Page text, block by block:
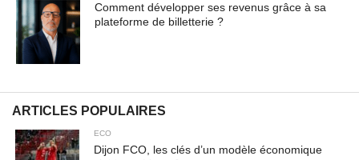
facilisis, vulputate magna at, pulvinar arcu. Maecenas
sollicitudin turpis a mauris ultrices, ac dignissim nunc
auctor. Aenean feugiat, odio in facilisis sollicitudin, augue
Nullam vitae est a risus dictum congue. Cras non lacus id
magna scelerisque sodales. Curabitur non fermentum
odio, vitae accumsan odio.
Comment développer ses revenus grâce à sa
plateforme de billetterie ?
ARTICLES POPULAIRES
ECO
Dijon FCO, les clés d’un modèle économique